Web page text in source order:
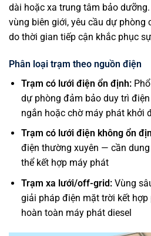
dài hoặc xa trung tâm bảo
vùng biên giới, yêu cầu dự phòng
do thời gian tiếp cận khắc phục
Phân loại trạm theo nguồn điện
Trạm có lưới điện ổn định:Phổ
dự phòng đảm bảo duy trì
ngắn hoặc chờ máy phát khởi
Trạm có lưới điện không ổn
điện thường xuyên — cần
thể kết hợp máy phát
Trạm xa lưới/off-grid:Vùng
giải pháp điện mặt trời kết
hoàn toàn máy phát diesel